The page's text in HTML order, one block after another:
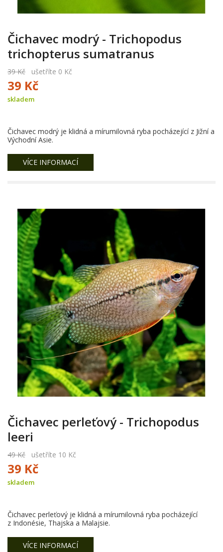
Čichavec modrý - Trichopodus
trichopterus sumatranus
39 Kč ušetříte 0 Kč
39 Kč
skladem
Čichavec modrý je klidná a mírumilovná ryba pocházející z Jižní a
Východní Asie.
VÍCE INFORMACÍ
Čichavec perleťový - Trichopodus
leeri
49 Kč ušetříte 10 Kč
39 Kč
skladem
Čichavec perleťový je klidná a mírumilovná ryba pocházející
z Indonésie, Thajska a Malajsie.
VÍCE INFORMACÍ